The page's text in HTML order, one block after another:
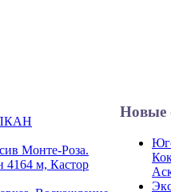
Монте-Роза.
4164 м, Кастор
Новые